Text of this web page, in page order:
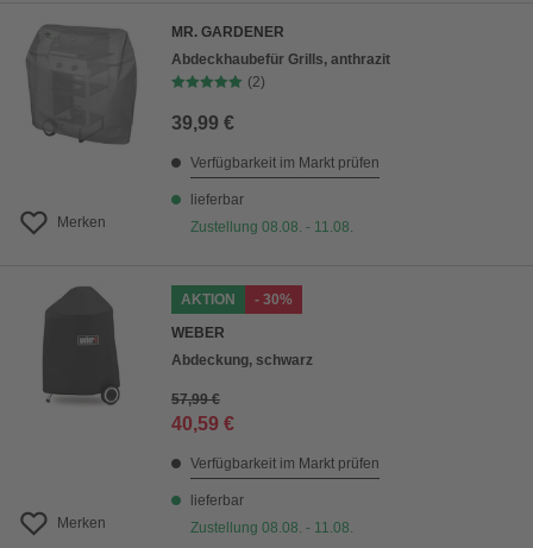
Merken
MR. GARDENER
Abdeckhaubefür Grills, anthrazit
(2)
39,99 €
Verfügbarkeit im Markt prüfen
lieferbar
Zustellung 08.08. - 11.08.
Merken
AKTION
- 30%
WEBER
Abdeckung, schwarz
57,99 €
40,59 €
Verfügbarkeit im Markt prüfen
lieferbar
Zustellung 08.08. - 11.08.